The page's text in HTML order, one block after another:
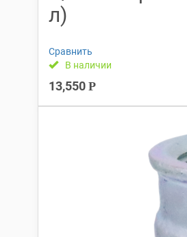
л)
Сравнить
В наличии
13,550 Р